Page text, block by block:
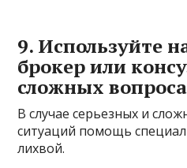
9. Используйте
брокер или
сложных
В случае серьезных и
ситуаций помощь
лихвой.